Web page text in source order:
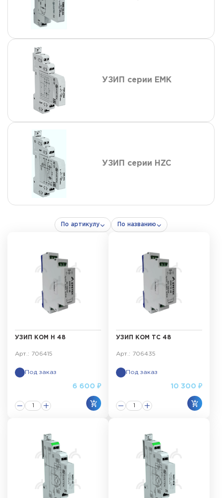
УЗИП серии EMK
УЗИП серии HZC
По артикулу По названию
УЗИП КОМ Н 48
Арт.: 706415
Под заказ
6 600 ₽
УЗИП КОМ ТС 48
Арт.: 706435
Под заказ
10 300 ₽